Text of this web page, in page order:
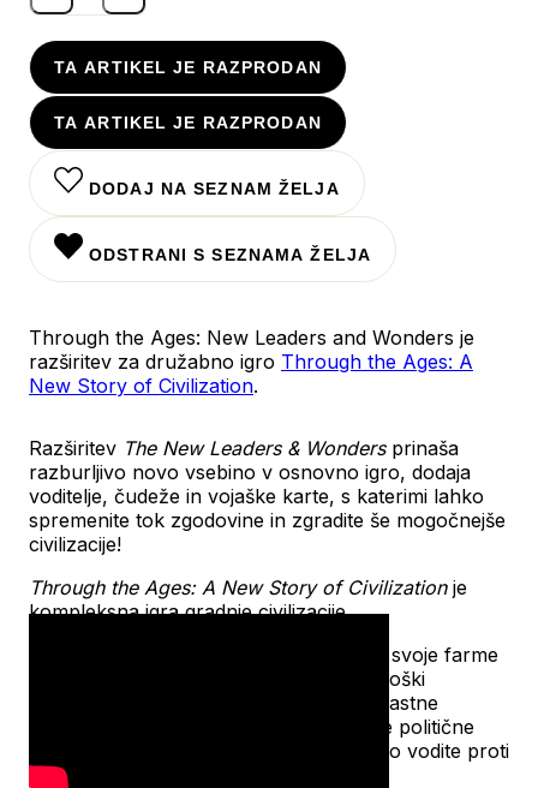
TA ARTIKEL JE RAZPRODAN
TA ARTIKEL JE RAZPRODAN
DODAJ NA SEZNAM ŽELJA
ODSTRANI S SEZNAMA ŽELJA
Through the Ages: New Leaders and Wonders je
razširitev za družabno igro Through the Ages: A
New Story of Civilization.
Razširitev The New Leaders & Wondersprinaša
razburljivo novo vsebino v osnovno igro, dodaja
voditelje, čudeže in vojaške karte, s katerimi lahko
spremenite tok zgodovine in zgradite še mogočnejše
civilizacije!
Through the Ages: A New Story of Civilizationje
kompleksna igra gradnje civilizacije.
Začnete z majhnim plemenom. Ko širite svoje farme
in rudnike, postavljate temelje za tehnološki
napredek, boljše oblike vladanja in veličastne
čudeže. Vaša vojaška moč podpira vaše politične
sposobnosti, medtem ko svojo civilizacijo vodite proti
veličini.